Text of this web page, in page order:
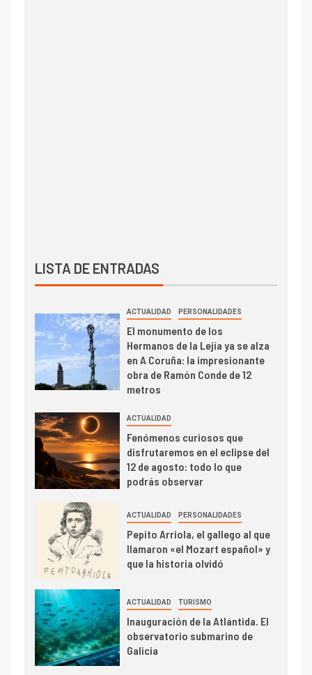
LISTA DE ENTRADAS
ACTUALIDAD PERSONALIDADES
El monumento de los
Hermanos de la Lejía ya se alza
en A Coruña: la impresionante
obra de Ramón Conde de 12
metros
ACTUALIDAD
Fenómenos curiosos que
disfrutaremos en el eclipse del
12 de agosto: todo lo que
podrás observar
ACTUALIDAD PERSONALIDADES
Pepito Arriola, el gallego al que
llamaron «el Mozart español» y
que la historia olvidó
ACTUALIDAD TURISMO
Inauguración de la Atlántida. El
observatorio submarino de
Galicia